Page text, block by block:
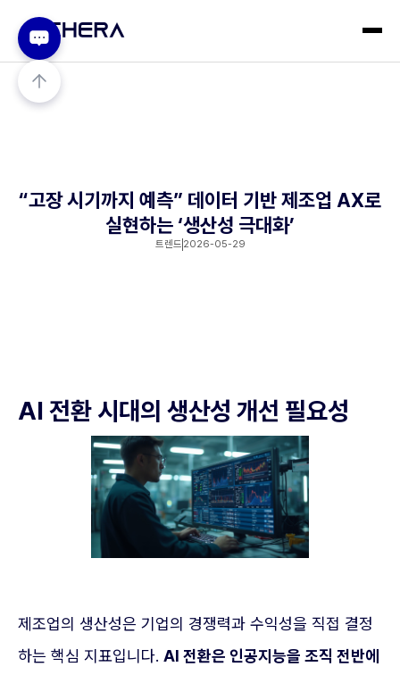
“고장 시기까지 예측” 데이터 기반 제조업 AX로
실현하는 ‘생산성 극대화’
트렌드 2026-05-29
AI 전환 시대의 생산성 개선 필요성
제조업의 생산성은 기업의 경쟁력과 수익성을 직접 결정
하는 핵심 지표입니다. AI 전환은 인공지능을 조직 전반에